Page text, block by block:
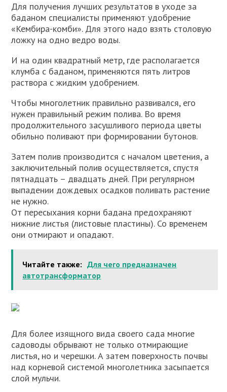
Для получения лучших результатов в уходе за
баданом специалисты применяют удобрение
«Кембира-комби». Для этого надо взять столовую
ложку на одно ведро воды.
И на один квадратный метр, где располагается
клумба с баданом, применяются пять литров
раствора с жидким удобрением.
Чтобы многолетник правильно развивался, его
нужен правильный режим полива. Во время
продолжительного засушливого периода цветы
обильно поливают при формировании бутонов.
Затем полив производится с началом цветения, а
заключительный полив осуществляется, спустя
пятнадцать – двадцать дней. При регулярном
выпадении дождевых осадков поливать растение
не нужно.
От пересыхания корни бадана предохраняют
нижние листья (листовые пластины). Со временем
они отмирают и опадают.
Читайте также: Для чего предназначен
автотрансформатор
Для более изящного вида своего сада многие
садоводы обрывают не только отмирающие
листья, но и черешки. А затем поверхность почвы
над корневой системой многолетника засыпается
слой мульчи.